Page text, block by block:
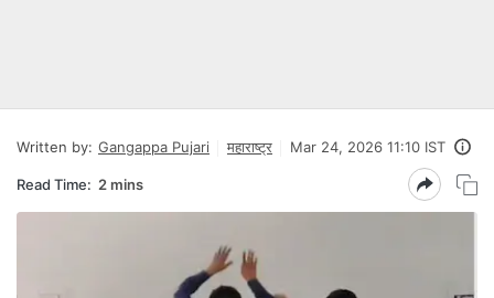
Written by: Gangappa Pujari महाराष्ट्र Mar 24, 2026 11:10 IST
Read Time: 2 mins